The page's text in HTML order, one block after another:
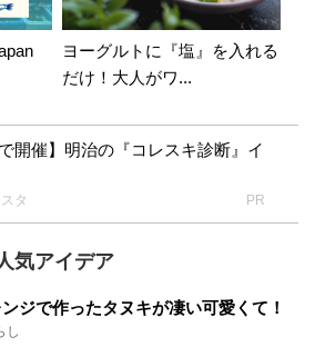
ヨーグルトに『塩』を入れる
だけ！大人がワ...
で開催】明治の『コレスキ診断』イ
タ PR
気アイデア
ジで作ったタヌキが凄い可愛くて！
し